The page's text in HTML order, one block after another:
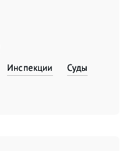
Инспекции Суды